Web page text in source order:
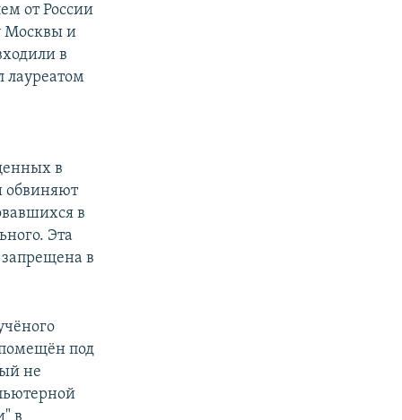
от России
Москвы и
в
лауреатом
в
обвиняют
в
Эта
в
под
не